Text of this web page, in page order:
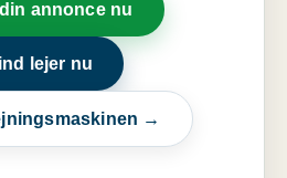
annonce nu
lejer nu
→